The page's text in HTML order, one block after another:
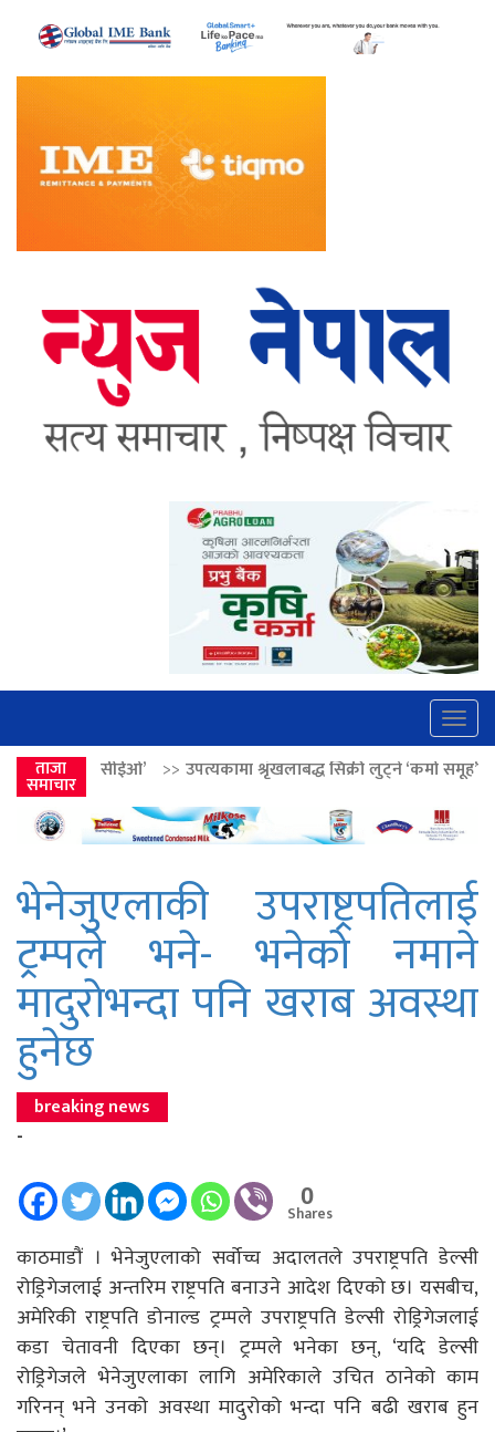
ताजा
समाचार
>>उपत्यकामा श्रृंखलाबद्ध सिक्री लुट्ने ‘कर्मा समूह’का नाइकेसहित पाँच
भेनेजुएलाकी उपराष्ट्रपतिलाई
ट्रम्पले भने- भनेको नमाने
मादुरोभन्दा पनि खराब अवस्था
हुनेछ
breaking news
-
0
Shares
काठमाडौं । भेनेजुएलाको सर्वोच्च अदालतले उपराष्ट्रपति डेल्सी
रोड्रिगेजलाई अन्तरिम राष्ट्रपति बनाउने आदेश दिएको छ। यसबीच,
अमेरिकी राष्ट्रपति डोनाल्ड ट्रम्पले उपराष्ट्रपति डेल्सी रोड्रिगेजलाई
कडा चेतावनी दिएका छन्। ट्रम्पले भनेका छन्, ‘यदि डेल्सी
रोड्रिगेजले भेनेजुएलाका लागि अमेरिकाले उचित ठानेको काम
गरिनन् भने उनको अवस्था मादुरोको भन्दा पनि बढी खराब हुन